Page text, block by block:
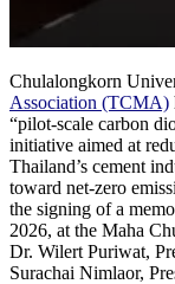
Chulalongkorn
Association (TCMA)
“pilot-scale carbon
initiative aimed at
Thailand’s cement
toward net-zero
the signing of a
2026, at the Maha
Dr. Wilert Puriwat,
Surachai Nimlaor,